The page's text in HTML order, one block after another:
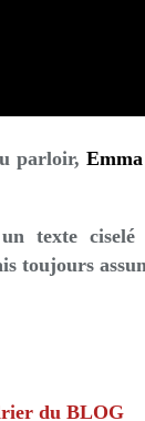
parloir,
texte
toujours
du BLOG